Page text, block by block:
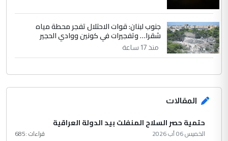
جنوب لبنان: قوات الاحتلال تفجر محطة مياه
شقرا… وتفجيرات في كونين ووادي الحجير
منذ 17 ساعة
المقالات
حتمية حصر السلاح المنفلت بيد الدولة العراقية
الخميس 06 آب 2026 قراءات :685